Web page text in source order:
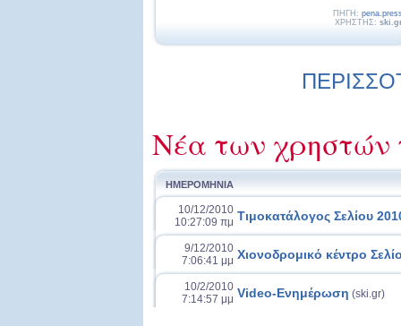
ΠΗΓΗ:
ΧΡΗΣΤΗΣ:
Νέα των χρηστών
ΗΜΕΡΟΜΗΝΙΑ
10/12/2010
10:27:09 πμ Τιμοκατάλογος Σελίου
9/12/2010
7:06:41 μμ Χιονοδρομικό κέντρο
10/2/2010
7:14:57 μμ Video-Ενημέρωση (ski.gr)